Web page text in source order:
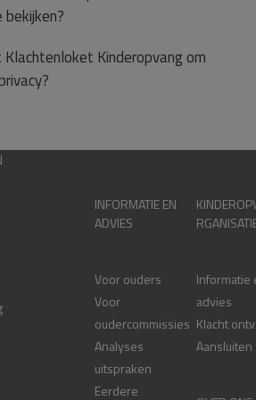
Kinderopvang om
INFORMATIE EN
ADVIES
Voor ouders
Voor
oudercommissies
Analyses
uitspraken
Eerdere
Informatie
advies
Klacht
Aansluiten